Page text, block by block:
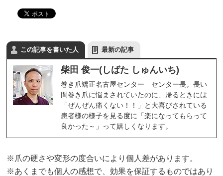
この記事を書いた人 最新の記事
柴田 俊一(しばた しゅんいち)
巻き爪矯正名古屋センター センター長。長い
間巻き爪に悩まされていたのに、帰るときには
「ぜんぜん痛くない！！」と大喜びされている
患者様の様子を見る度に「楽になってもらって
良かった～」って嬉しくなります。
※爪の硬さや変形の度合いにより個人差があります。
※あくまでも個人の感想で、効果を保証するものではあり